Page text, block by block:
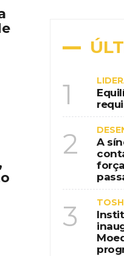
profissional na era da
inspiração
dois dias de
1
2
A
3